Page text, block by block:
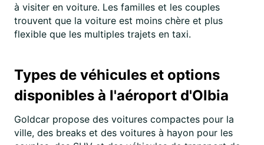
à visiter en voiture. Les familles et les couples
trouvent que la voiture est moins chère et plus
flexible que les multiples trajets en taxi.
Types de véhicules et options
disponibles à l'aéroport d'Olbia
Goldcar propose des voitures compactes pour la
ville, des breaks et des voitures à hayon pour les